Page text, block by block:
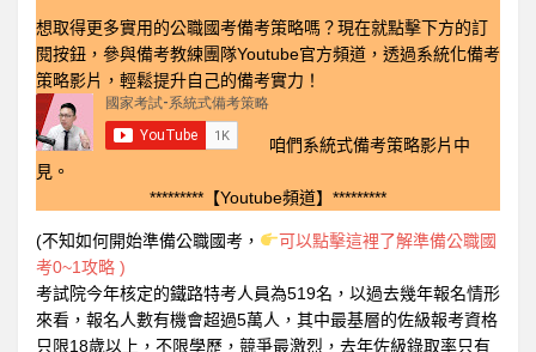
想取得更多實用的公職國考備考策略嗎？現在就點擊下方的訂
閱按鈕，參與備考教練團隊Youtube官方頻道，透過系統化備考
策略影片，輕鬆提升自己的備考實力！
咱們系統式備考策略影片中
見。
*********【Youtube頻道】*********
(不知如何開始準備公職國考，
可以點擊這裡了解準備公職國
考0~1攻略 )
考試院今年核定的鐵路特考人員為519名，以過去幾年報名情形
來看，報名人數有機會超過5萬人，其中最基層的佐級報考資格
只限18歲以上，不限學歷，競爭最激烈，去年佐級錄取率只有